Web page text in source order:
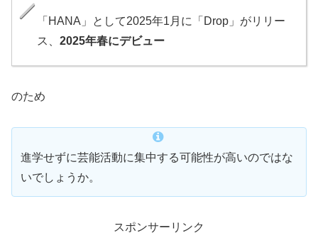
「HANA」として2025年1月に「Drop」がリリー
ス、 2025年春にデビュー
のため
進学せずに芸能活動に集中する可能性が高いのではな
いでしょうか。
スポンサーリンク